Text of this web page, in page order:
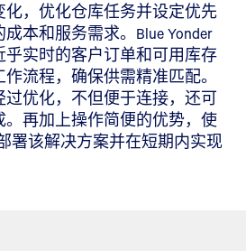
，优化仓库任务并设定优先
本和服务需求。Blue Yonder
实时的客户订单和可用库存
流程，确保供需精准匹配。
过优化，不但便于连接，还可
。再加上操作简便的优势，使
署该解决方案并在短期内实现